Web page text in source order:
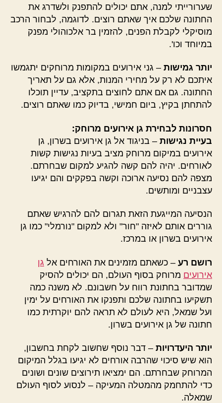
שערורייתי למנה, אתם יכולים להתפנק ולשדרג את
החתונה שלכם איך שאתם רוצים. לדוגמה, לבחור הרכב
מוסיקלי לקבלת הפנים, להזמין בר אלכוהולי מפנק
במיוחד וכו'.
יותר גמישות – גני אירועים במקומות מרוחקים יתגמשו
איתכם לא רק על מחירי המנות, אלא גם על תאריך
החתונה. גם אם אתם לחוצים בתקציב, עדיין תוכלו
להתחתן בקיץ, ביום חמישי, בדיוק כמו שאתם רוצים.
חסרונות לבחירת גן אירועים מרוחק:
בעיית נגישות – בניגוד אל גן אירועים בשרון, גן
אירועים במיקום מרוחק מציב בעיות נגישות קשות
לאורחים. יהיה להם קשה להגיע למקום שבחרתם.
מצפה להם נסיעה ארוכה וקשה בפקקים והם יגיעו
עצבניים ומותשים.
הנסיעה המייגעת הזאת תגרום להם להרגיש שאתם
גוררים אותם לאיזה "חור" ולא למקום "נורמלי" כמו גן
אירועים בשרון או במרכז.
רושם רע – כשאתם מזמינים את האורחים אל גן
אירועים מרוחק בסוף העולם, הם יכולים להסיק
שמדובר בחתונת רווח על חשבונם. לא משנה כמה
תשקיעו בחתונה שלכם ותפנקו את האורחים על ימין
ועל שמאל, היא לעולם לא תראה להם יוקרתית כמו
חתונה של גן אירועים בשרון.
יותר היעדרויות – דבר נוסף שחשוב לקחת בחשבון,
הוא שיש סיכוי שהרבה אורחים לא יגיעו בגלל המיקום
המרוחק שבחרתם. הם ימציאו תירוצים שונים ושונים
כדי להתחמק מהמטלה המעיקה – לנסוע לסוף העולם
שמאלה.